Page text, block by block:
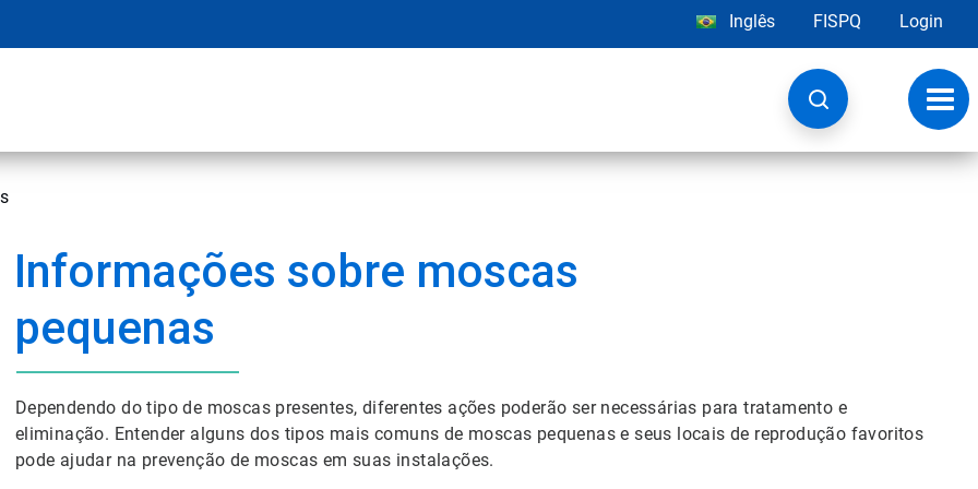
Inglês FISPQ Login
Informações sobre moscas
pequenas
Dependendo do tipo de moscas presentes, diferentes ações poderão ser necessárias para tratamento e
eliminação. Entender alguns dos tipos mais comuns de moscas pequenas e seus locais de reprodução favoritos
pode ajudar na prevenção de moscas em suas instalações.